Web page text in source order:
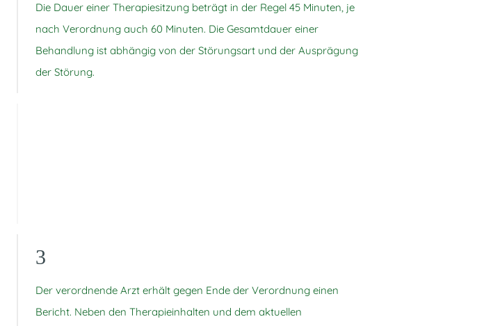
Die Dauer einer Therapiesitzung beträgt in der Regel 45 Minuten, je
nach Verordnung auch 60 Minuten. Die Gesamtdauer einer
Behandlung ist abhängig von der Störungsart und der Ausprägung
der Störung.
3
Der verordnende Arzt erhält gegen Ende der Verordnung einen
Bericht. Neben den Therapieinhalten und dem aktuellen